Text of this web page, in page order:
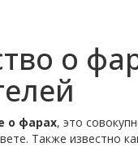
о
о фарах, это
. Также известно